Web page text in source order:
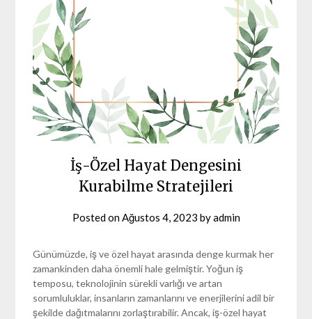
İş-Özel Hayat Dengesini
Kurabilme Stratejileri
Posted onAğustos 4, 2023 byadmin
Günümüzde, iş ve özel hayat arasında denge kurmak her
zamankinden daha önemli hale gelmiştir. Yoğun iş
temposu, teknolojinin sürekli varlığı ve artan
sorumluluklar, insanların zamanlarını ve enerjilerini adil bir
şekilde dağıtmalarını zorlaştırabilir. Ancak, iş-özel hayat